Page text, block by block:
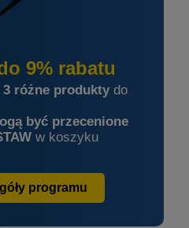
9% rabatu
3 różne produkty do
być przecenione
w koszyku
programu